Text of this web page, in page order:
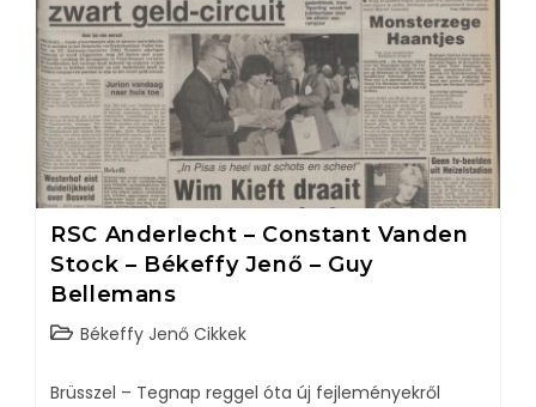
RSC Anderlecht – Constant Vanden
Stock – Békeffy Jenő – Guy
Bellemans
Békeffy Jenő Cikkek
Brüsszel – Tegnap reggel óta új fejleményekről